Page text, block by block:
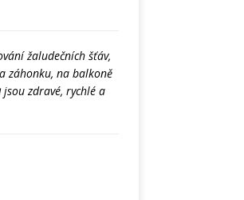
žaludečních šťáv,
záhonku, na balkoně
jsou zdravé, rychlé a